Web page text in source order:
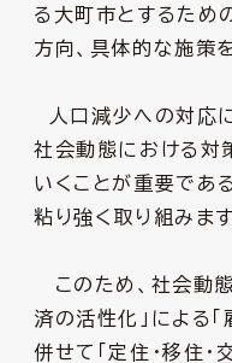
る大町市とするため
方向、具体的な施策
人口減少への対応
社会動態における対
いくことが重要であ
粘り強く取り組みます
このため、社会動
済の活性化」による「
併せて「定住・移住